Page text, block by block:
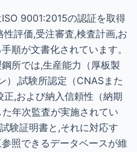
9001:2015の認証を取得
評価,受注審査,検査計画,お
順が文書化されています。
所では,生産能力（厚板製
）,試験所認定（CNASまた
,および納入信頼性（納期
年次監査が実施されてい
験証明書と,それに対応す
照できるデータベースが維